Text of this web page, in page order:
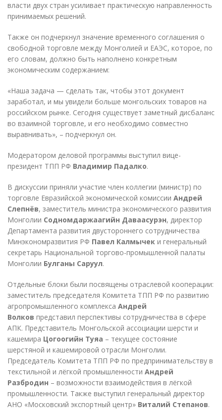
власти двух стран усиливает практическую направленность
принимаемых решений.
Также он подчеркнул значение временного соглашения о
свободной торговле между Монголией и ЕАЭС, которое, по
его словам, должно быть наполнено конкретным
экономическим содержанием:
«Наша задача — сделать так, чтобы этот документ
заработал, и мы увидели больше монгольских товаров на
российском рынке. Сегодня существует заметный дисбаланс
во взаимной торговле, и его необходимо совместно
выравнивать», – подчеркнул он.
Модератором деловой программы выступил вице-
президент ТПП РФ Владимир Падалко.
В дискуссии приняли участие член коллегии (министр) по
торговле Евразийской экономической комиссии Андрей
Слепнёв, заместитель министра экономического развития
Монголии Содномдаржаагийн Даваасурэн, директор
Департамента развития двустороннего сотрудничества
Минэкономразвития РФ Павел Калмычек и генеральный
секретарь Национальной торгово-промышленной палаты
Монголии Булганы Саруул.
Отдельные блоки были посвящены отраслевой кооперации:
заместитель председателя Комитета ТПП РФ по развитию
агропромышленного комплекса Андрей
Волков представил перспективы сотрудничества в сфере
АПК. Представитель Монгольской ассоциации шерсти и
кашемира Цогоогийн Туяа – текущее состояние
шерстяной и кашемировой отрасли Монголии.
Председатель Комитета ТПП РФ по предпринимательству в
текстильной и лёгкой промышленности Андрей
Разбродин – возможности взаимодействия в лёгкой
промышленности. Также выступил генеральный директор
АНО «Московский экспортный центр» Виталий Степанов.